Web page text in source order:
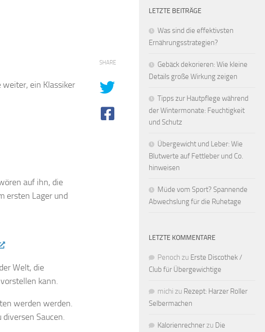
ein Klassiker
auf ihn, die
ersten Lager und
Welt, die
kann.
werden werden.
diversen Saucen.
SHARE
LETZTE BEITRÄGE
Was sind die effektivsten
Ernährungsstrategien?
Gebäck dekorieren: Wie kleine
Details große Wirkung zeigen
Tipps zur Hautpflege während
der Wintermonate: Feuchtigkeit
und Schutz
Übergewicht und Leber: Wie
Blutwerte auf Fettleber und Co.
hinweisen
Müde vom Sport? Spannende
Abwechslung für die Ruhetage
LETZTE KOMMENTARE
Penoch zu Erste Discothek /
Club für Übergewichtige
michi zu Rezept: Harzer Roller
Selbermachen
Kalorienrechnerzu Die